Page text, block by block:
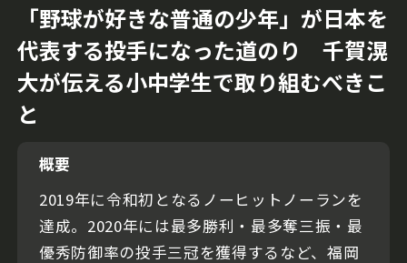
「野球が好きな普通の少年」が日本を
代表する投手になった道のり 千賀滉
大が伝える小中学生で取り組むべきこ
と
概要
2019年に令和初となるノーヒットノーランを
達成。2020年には最多勝利・最多奪三振・最
優秀防御率の投手三冠を獲得するなど、福岡